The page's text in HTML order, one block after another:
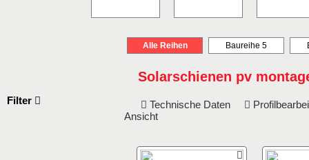
Alle Reihen Baureihe 5
Solarschienen pv
Technische Daten
Ansicht
Filter